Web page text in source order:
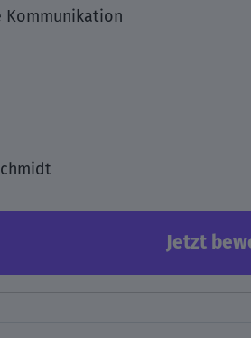
Kommunikation
Jetzt